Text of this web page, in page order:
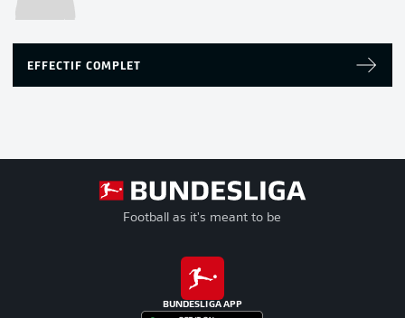
EFFECTIF COMPLET
Football as it's meant to be
BUNDESLIGA APP